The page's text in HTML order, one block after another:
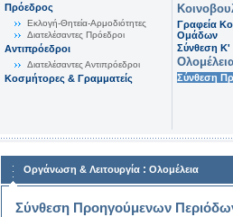
Πρόεδρος
Εκλογή-Θητεία-Αρμοδιότητες
Διατελέσαντες Πρόεδροι
Αντιπρόεδροι
Διατελέσαντες Αντιπρόεδροι
Κοσμήτορες & Γραμματείς
Γραφεία
Ομάδων
Σύνθεση K'
Σύνθεση
Οργάνωση & Λειτουργία : Ολομέλεια
Σύνθεση Προηγούμενων